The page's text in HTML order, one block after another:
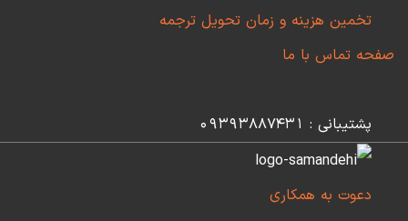
تخمین هزینه و زمان تحویل ترجمه
صفحه تماس با ما
پشتیبانی : 09393887431
دعوت به همکاری